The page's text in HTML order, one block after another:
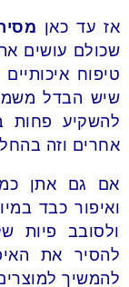
אז עד כאן
שכולם עושים
טיפוח איכותיים
שיש הבדל
להשקיע פחות
אחרים וזה
אם גם אתן
ואיפור כבד
ולסובב פיות
להסיר את
להמשיך